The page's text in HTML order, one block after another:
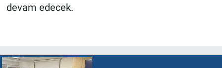
devam edecek.